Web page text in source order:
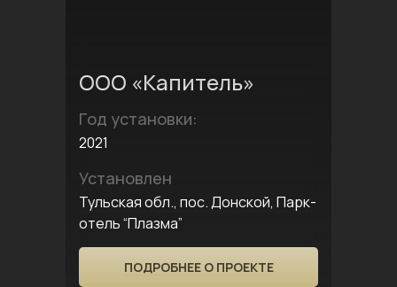
ООО «Капитель»
Год установки:
2021
Установлен
Тульская обл., пос. Донской, Парк-
отель “Плазма”
ПОДРОБНЕЕ О ПРОЕКТЕ